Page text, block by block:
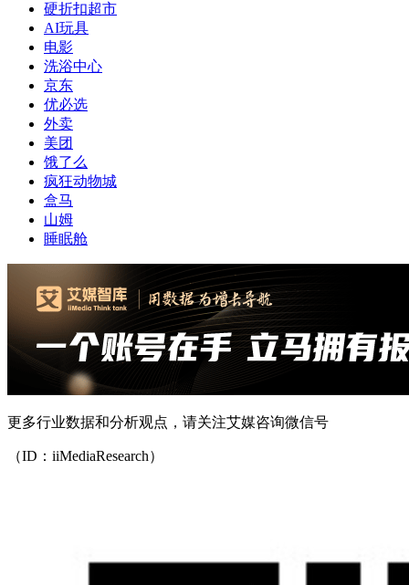
硬折扣超市
AI玩具
电影
洗浴中心
京东
优必选
外卖
美团
饿了么
疯狂动物城
盒马
山姆
睡眠舱
更多行业数据和分析观点，请关注艾媒咨询微信号
（ID：iiMediaResearch）